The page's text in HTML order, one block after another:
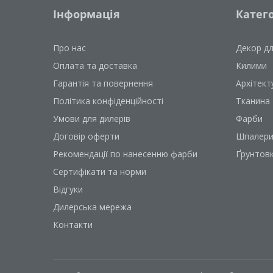
Інформація
Про нас
Оплата та доставка
Гарантія та повернення
Політика конфіденційності
Умови для дилерів
Договір оферти
Рекомендації по нанесенню фарби
Сертифікати та норми
Відгуки
Дилерська мережа
Контакти
Декор
Килими
Тканина
Фарби
Шпалери